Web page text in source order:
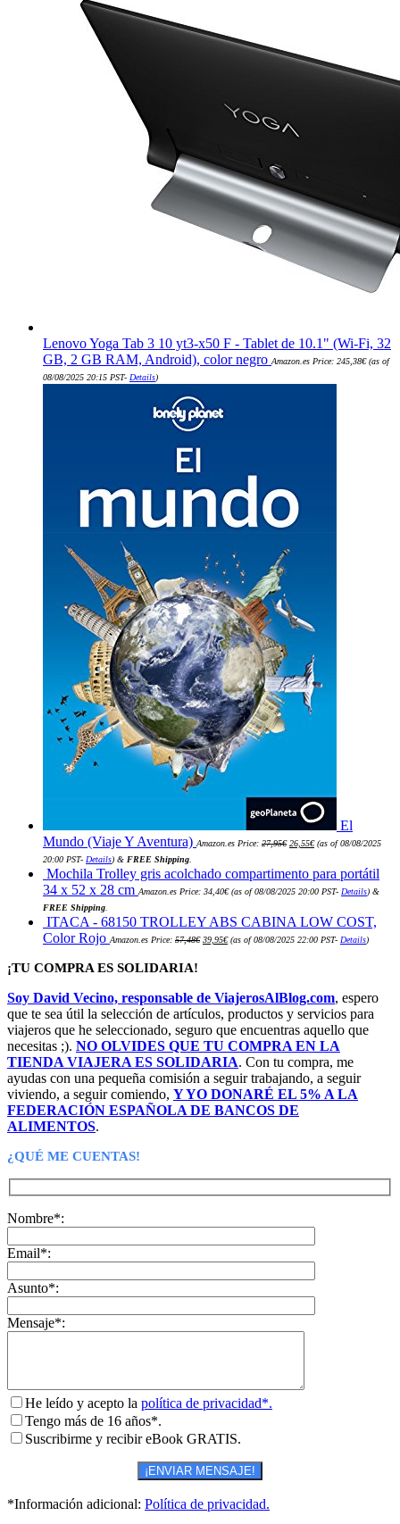
Lenovo Yoga Tab 3 10 yt3-x50 F - Tablet de 10.1" (Wi-Fi, 32
GB, 2 GB RAM, Android), color negro Amazon.es Price: 245,38€(as of
08/08/2025 20:15 PST- Details)
El
Mundo (Viaje Y Aventura) Amazon.es Price: 27,95€ precio
27,95€.
26,55€precio
26,55€.
(as of 08/08/2025
20:00 PST- Details) & FREE Shipping
Mochila Trolley gris acolchado compartimento para portátil
34 x 52 x 28 cm Amazon.es Price: 34,40€(as of 08/08/2025 20:00 PST- Details) &
FREE Shipping
ITACA - 68150 TROLLEY ABS CABINA LOW COST,
Color Rojo Amazon.es Price: 57,48€ precio
39,95€precio
(as of 08/08/2025 22:00 PST- Details)
¡TU COMPRA ES SOLIDARIA!
Soy David Vecino, responsable de ViajerosAlBlog.com, espero
que te sea útil la selección de artículos, productos y servicios para
viajeros que he seleccionado, seguro que encuentras aquello que
necesitas ;). NO OLVIDES QUE TU COMPRA EN LA
TIENDA VIAJERA ES SOLIDARIA. Con tu compra, me
ayudas con una pequeña comisión a seguir trabajando, a seguir
viviendo, a seguir comiendo, Y YO DONARÉ EL 5% A LA
FEDERACIÓN ESPAÑOLA DE BANCOS DE
ALIMENTOS.
¿QUÉ ME CUENTAS!
Nombre*:
Email*:
Asunto*:
Mensaje*:
He leído y acepto la política de privacidad*.
Tengo más de 16 años*.
Suscribirme y recibir eBook GRATIS.
*Información adicional: Política de privacidad.